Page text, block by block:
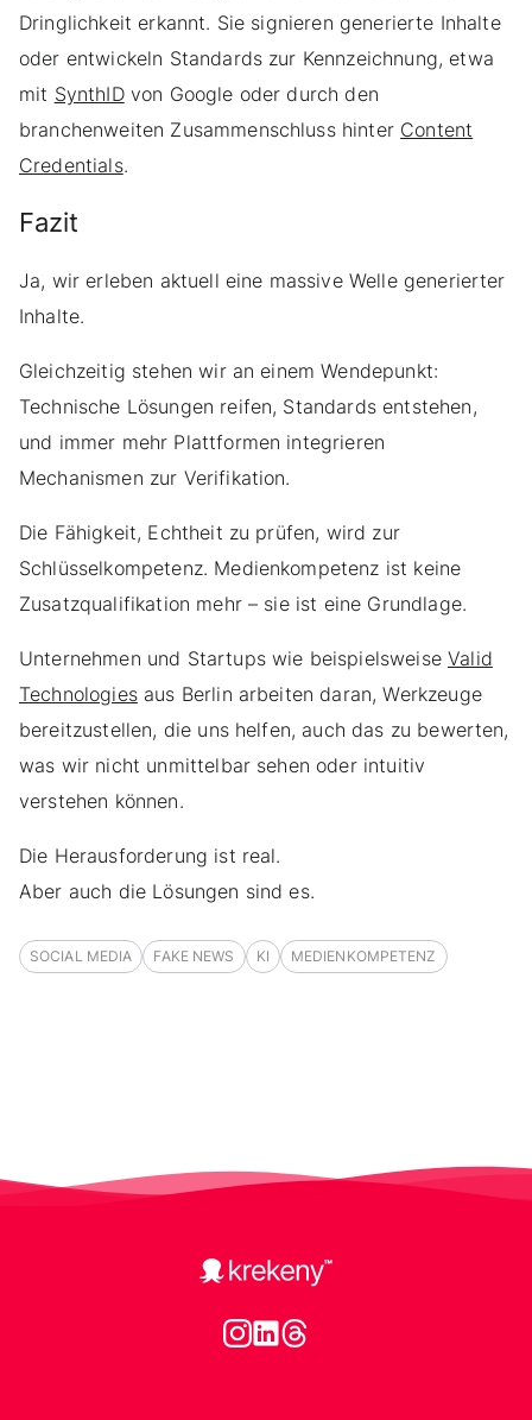
Dringlichkeit erkannt. Sie signieren generierte Inhalte
oder entwickeln Standards zur Kennzeichnung, etwa
mit SynthIDvon Google oder durch den
branchenweiten Zusammenschluss hinter Content
Credentials.
Fazit
Ja, wir erleben aktuell eine massive Welle generierter
Inhalte.
Gleichzeitig stehen wir an einem Wendepunkt:
Technische Lösungen reifen, Standards entstehen,
und immer mehr Plattformen integrieren
Mechanismen zur Verifikation.
Die Fähigkeit, Echtheit zu prüfen, wird zur
Schlüsselkompetenz. Medienkompetenz ist keine
Zusatzqualifikation mehr – sie ist eine Grundlage.
Unternehmen und Startups wie beispielsweiseValid
Technologiesaus Berlin arbeiten daran, Werkzeuge
bereitzustellen, die uns helfen, auch das zu bewerten,
was wir nicht unmittelbar sehen oder intuitiv
verstehen können.
Die Herausforderung ist real.
Aber auch die Lösungen sind es.
SOCIAL MEDIA FAKE NEWS KI MEDIENKOMPETENZ